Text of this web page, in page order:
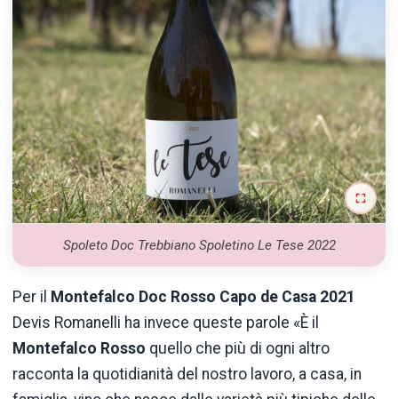
Spoleto Doc Trebbiano Spoletino Le Tese 2022
Per il Montefalco Doc Rosso Capo de Casa 2021
Devis Romanelli ha invece queste parole «È il
Montefalco Rosso quello che più di ogni altro
racconta la quotidianità del nostro lavoro, a casa, in